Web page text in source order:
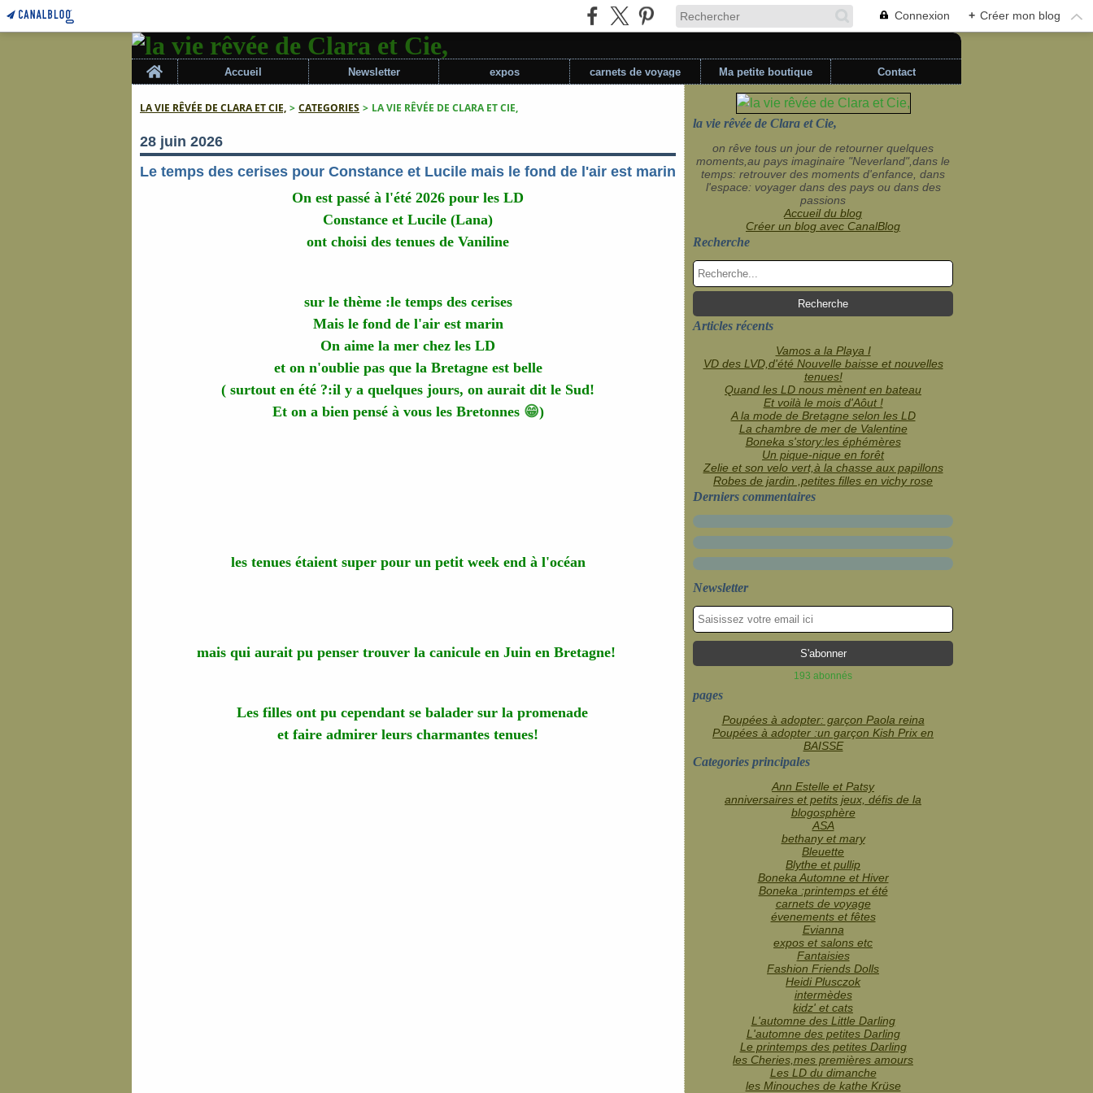
Connexion + Créer mon blog
Home
Accueil Newsletter expos carnets de voyage Ma petite boutique Contact
LA VIE RÊVÉE DE CLARA ET CIE, > CATEGORIES > LA VIE RÊVÉE DE CLARA ET CIE,
28 juin 2026
Le temps des cerises pour Constance et Lucile mais le fond de l'air est marin
On est passé à l'été 2026 pour les LD
Constance et Lucile (Lana)
ont choisi des tenues de Vaniline
sur le thème :le temps des cerises
Mais le fond de l'air est marin
On aime la mer chez les LD
et on n'oublie pas que la Bretagne est belle
( surtout en été ?:il y a quelques jours, on aurait dit le Sud!
Et on a bien pensé à vous les Bretonnes 😁)
les tenues étaient super pour un petit week end à l'océan
mais qui aurait pu penser trouver la canicule en Juin en Bretagne!
Les filles ont pu cependant se balader sur la promenade
et faire admirer leurs charmantes tenues!
la vie rêvée de Clara et Cie,
on rêve tous un jour de retourner quelques
moments,au pays imaginaire "Neverland",dans le
temps: retrouver des moments d'enfance, dans
l'espace: voyager dans des pays ou dans des
passions
Accueil du blog
Créer un blog avec CanalBlog
Recherche
Articles récents
Vamos a la Playa I
VD des LVD,d'été Nouvelle baisse et nouvelles
tenues!
Quand les LD nous mènent en bateau
Et voilà le mois d'Aôut !
A la mode de Bretagne selon les LD
La chambre de mer de Valentine
Boneka s'story:les éphémères
Un pique-nique en forêt
Zelie et son velo vert,à la chasse aux papillons
Robes de jardin ,petites filles en vichy rose
Derniers commentaires
Newsletter
193 abonnés
pages
Poupées à adopter: garçon Paola reina
Poupées à adopter :un garçon Kish Prix en
BAISSE
Categories principales
Ann Estelle et Patsy
anniversaires et petits jeux, défis de la
blogosphère
ASA
bethany et mary
Bleuette
Blythe et pullip
Boneka Automne et Hiver
Boneka :printemps et été
carnets de voyage
évenements et fêtes
Evianna
expos et salons etc
Fantaisies
Fashion Friends Dolls
Heidi Plusczok
intermèdes
kidz' et cats
L'automne des Little Darling
L'automne des petites Darling
Le printemps des petites Darling
les Cheries,mes premières amours
Les LD du dimanche
les Minouches de kathe Krüse